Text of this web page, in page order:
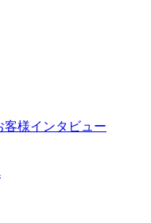
様インタビュー